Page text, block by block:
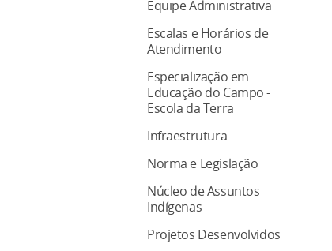
Equipe Administrativa
Escalas e Horários de
Atendimento
Especialização em
Educação do Campo -
Escola da Terra
Infraestrutura
Norma e Legislação
Núcleo de Assuntos
Indígenas
Projetos Desenvolvidos